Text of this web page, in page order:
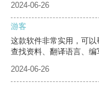
2024-06-26
游客
这款软件非常实用，可
查找资料、翻译语言、编
2024-06-26